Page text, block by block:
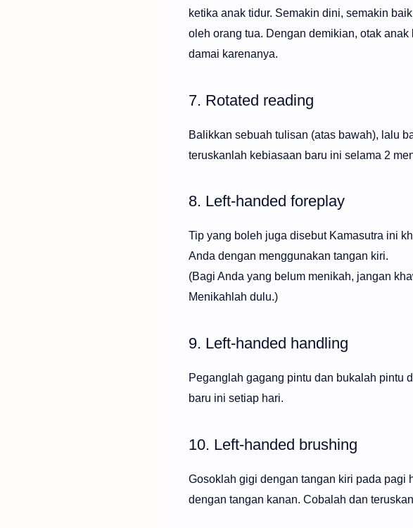
ketika anak tidur. Semakin dini, semakin
oleh orang tua. Dengan demikian, otak
damai karenanya.
7. Rotated reading
Balikkan sebuah tulisan (atas bawah), lalu
teruskanlah kebiasaan baru ini selama 2
8. Left-handed foreplay
Tip yang boleh juga disebut Kamasutra ini
Anda dengan menggunakan tangan kiri.
(Bagi Anda yang belum menikah, jangan
Menikahlah dulu.)
9. Left-handed handling
Peganglah gagang pintu dan bukalah pintu
baru ini setiap hari.
10. Left-handed brushing
Gosoklah gigi dengan tangan kiri pada pagi
dengan tangan kanan. Cobalah dan